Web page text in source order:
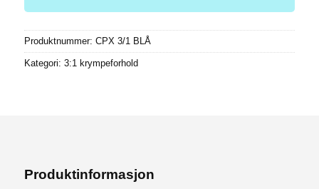
Produktnummer: CPX 3/1 BLÅ
Kategori: 3:1 krympeforhold
Produktinformasjon